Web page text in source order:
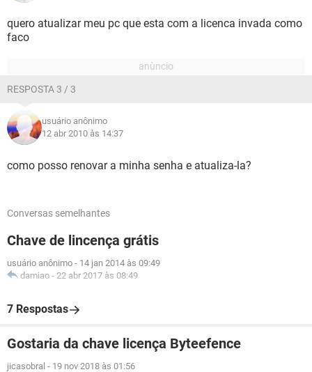
quero atualizar meu pc que esta com a licenca invada como
faco
RESPOSTA 3 / 3
usuário anônimo
12 abr 2010 às 14:37
como posso renovar a minha senha e atualiza-la?
Conversas semelhantes
Chave de lincença grátis
usuário anônimo - 14 jan 2014 às 09:49
damiao - 22 abr 2017 às 08:49
7 Respostas
Gostaria da chave licença Byteefence
jicasobral - 19 nov 2018 às 01:56